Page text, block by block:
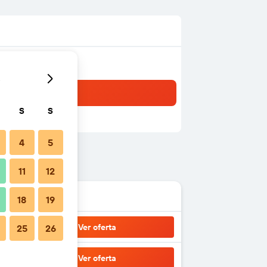
Ver oferta
Ver oferta
S S
4 5
11 12
18 19
25 26